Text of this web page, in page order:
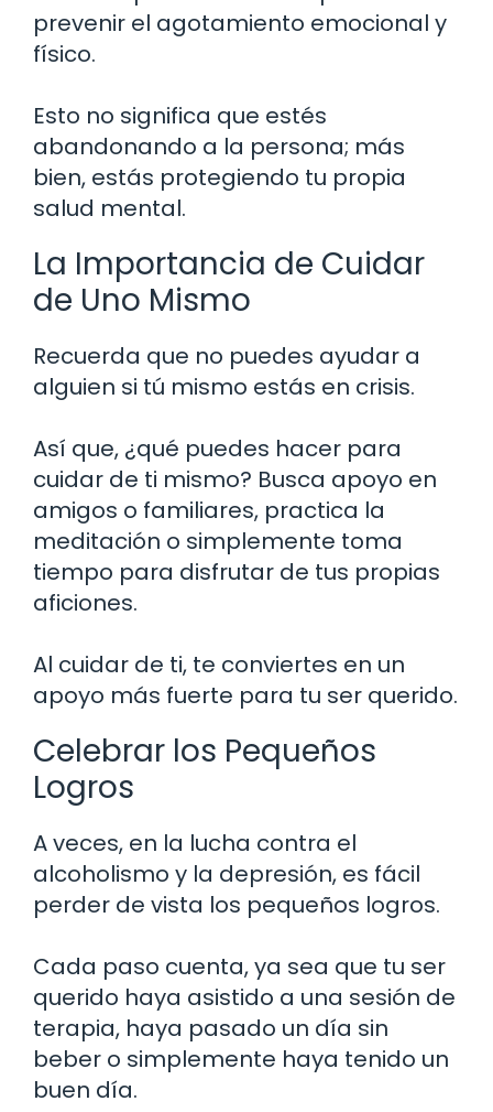
prevenir el agotamiento emocional y
físico.
Esto no significa que estés
abandonando a la persona; más
bien, estás protegiendo tu propia
salud mental.
La Importancia de Cuidar
de Uno Mismo
Recuerda que no puedes ayudar a
alguien si tú mismo estás en crisis.
Así que, ¿qué puedes hacer para
cuidar de ti mismo? Busca apoyo en
amigos o familiares, practica la
meditación o simplemente toma
tiempo para disfrutar de tus propias
aficiones.
Al cuidar de ti, te conviertes en un
apoyo más fuerte para tu ser querido.
Celebrar los Pequeños
Logros
A veces, en la lucha contra el
alcoholismo y la depresión, es fácil
perder de vista los pequeños logros.
Cada paso cuenta, ya sea que tu ser
querido haya asistido a una sesión de
terapia, haya pasado un día sin
beber o simplemente haya tenido un
buen día.